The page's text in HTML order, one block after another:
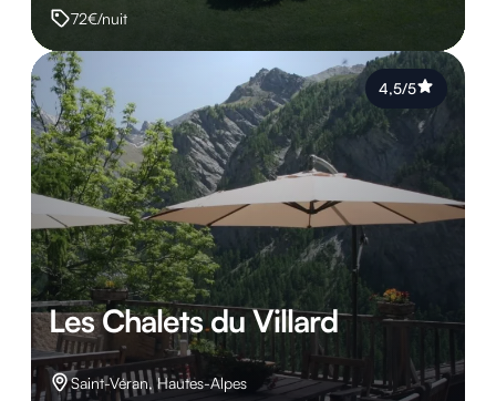
72€/nuit
Les Chalets du Villard
Saint-Véran, Hautes-Alpes
4,5/5